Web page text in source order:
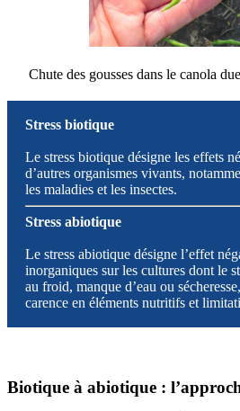
Chute des gousses dans le canola
Stress biotique
Le stress biotique désigne les effets
d’autres organismes vivants,
les maladies et les insectes.
Stress abiotique
Le stress abiotique désigne l’effet
inorganiques sur les cultures dont le
au froid, manque d’eau ou
carence en éléments nutritifs et
Biotique à abiotique :